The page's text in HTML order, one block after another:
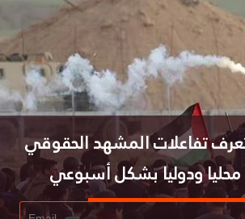
للإمبراطوريات؛ على
بالمقاتلين الأعداء.
الجنائي من
توضح الباحثة من خلال
يكمل القانون الجنائي
واضحة. لتفاصيل الخبر
تفاعلات المشهد الحقوقي
ودوليا بشكل أسبوعي